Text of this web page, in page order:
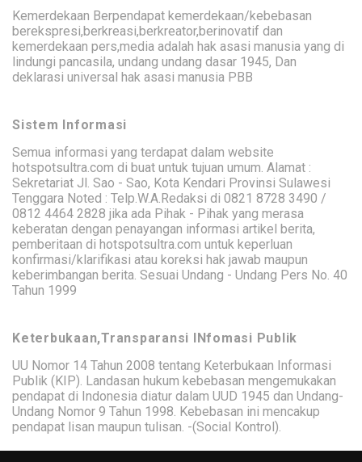
Kemerdekaan Berpendapat kemerdekaan/kebebasan
berekspresi,berkreasi,berkreator,berinovatif dan
kemerdekaan pers,media adalah hak asasi manusia yang di
lindungi pancasila, undang undang dasar 1945, Dan
deklarasi universal hak asasi manusia PBB
Sistem Informasi
Semua informasi yang terdapat dalam website
hotspotsultra.com di buat untuk tujuan umum. Alamat :
Sekretariat Jl. Sao - Sao, Kota Kendari Provinsi Sulawesi
Tenggara Noted : Telp.W.A.Redaksi di 0821 8728 3490 /
0812 4464 2828 jika ada Pihak - Pihak yang merasa
keberatan dengan penayangan informasi artikel berita,
pemberitaan di hotspotsultra.com untuk keperluan
konfirmasi/klarifikasi atau koreksi hak jawab maupun
keberimbangan berita. Sesuai Undang - Undang Pers No. 40
Tahun 1999
Keterbukaan,Transparansi INfomasi Publik
UU Nomor 14 Tahun 2008 tentang Keterbukaan Informasi
Publik (KIP). Landasan hukum kebebasan mengemukakan
pendapat di Indonesia diatur dalam UUD 1945 dan Undang-
Undang Nomor 9 Tahun 1998. Kebebasan ini mencakup
pendapat lisan maupun tulisan. -(Social Kontrol).